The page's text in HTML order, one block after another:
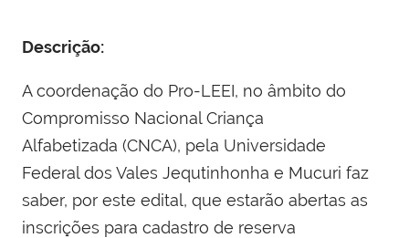
Descrição:
A coordenação do Pro-LEEI, no âmbito do
Compromisso Nacional Criança
Alfabetizada (CNCA), pela Universidade
Federal dos Vales Jequtinhonha e Mucuri faz
saber, por este edital, que estarão abertas as
inscrições para cadastro de reserva